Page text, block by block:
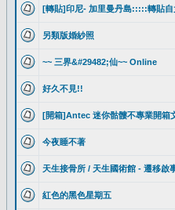
[轉貼]印尼- 加里曼丹島:::::轉貼
另類版婚紗照
~~ 三界&#29482;仙~~ Online
好久不見!!
[開箱]Antec 迷你骷髏不專業開箱
今夜睡不著
天生接骨所 / 天生國術館 - 遷移啟
紅色的黑色星期五